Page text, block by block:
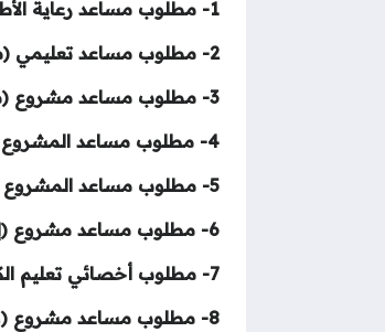
1- مطلوب مساعد رعاية الأطفال
2- مطلوب مساعد تعليمي (مترجم)
3- مطلوب مساعد مشروع (مترجم المشاركة المجتمعية)
4- مطلوب مساعد المشروع (آلية الشكاوى والملاحظات)
5- مطلوب مساعد المشروع (الدعم والإدارة)
6- مطلوب مساعد مشروع (إدارة الحالة)
7- مطلوب أخصائي تعليم الكبار والأطفال في مجال الصحة النفسية والدعم النفسي والاجتماعي
8- مطلوب مساعد مشروع (وسيط ثقافي)